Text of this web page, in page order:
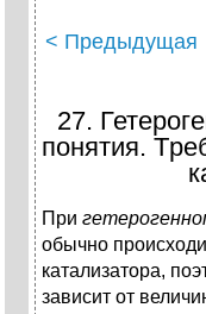
< Предыдущая
27.
понятия.
При
обычно
катализатора,
зависит от